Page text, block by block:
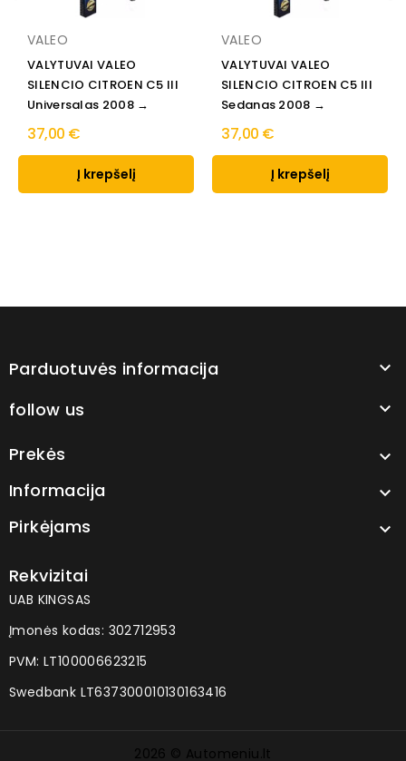
VALEO
VALYTUVAI VALEO
SILENCIO CITROEN C5 III
Universalas 2008 →
37,00 €
Į krepšelį
VALEO
VALYTUVAI VALEO
SILENCIO CITROEN C5 III
Sedanas 2008 →
37,00 €
Į krepšelį
Parduotuvės informacija 
follow us 
Prekės 
Informacija 
Pirkėjams 
Rekvizitai
UAB KINGSAS
Įmonės kodas: 302712953
PVM: LT100006623215
Swedbank LT637300010130163416
2026 © Automeniu.lt